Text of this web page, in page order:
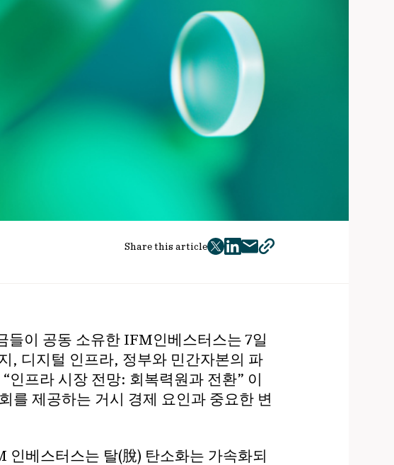
Share this article
twitter
facebook
mailcopy
들이 공동 소유한 IFM인베스터스는 7일
, 디지털 인프라, 정부와 민간자본의 파
인프라 시장 전망: 회복력원과 전환” 이
를 제공하는 거시 경제 요인과 중요한 변
베스터스는 탈(脫) 탄소화는 가속화되